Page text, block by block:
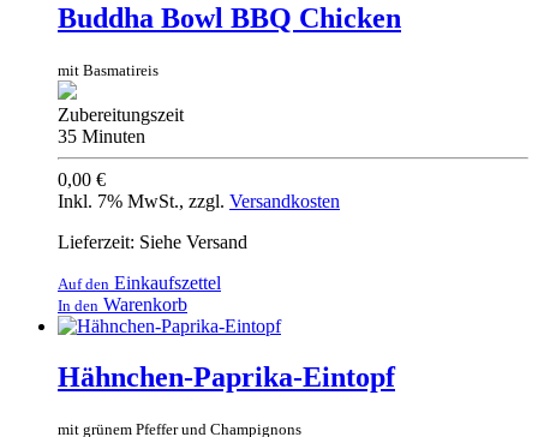
Buddha Bowl BBQ Chicken
mit Basmatireis
Zubereitungszeit
35 Minuten
0,00 €
Inkl. 7% MwSt., zzgl. Versandkosten
Lieferzeit: Siehe Versand
Auf den Einkaufszettel
In den Warenkorb
Hähnchen-Paprika-Eintopf
mit grünem Pfeffer und Champignons